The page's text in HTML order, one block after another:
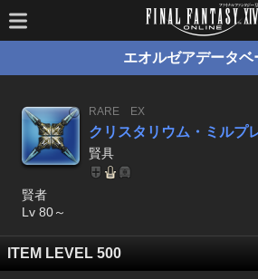
エオルゼアデータベ
RARE
EX
クリスタリウム・ミルプ
賢具
賢者
Lv 80～
ITEM LEVEL 500